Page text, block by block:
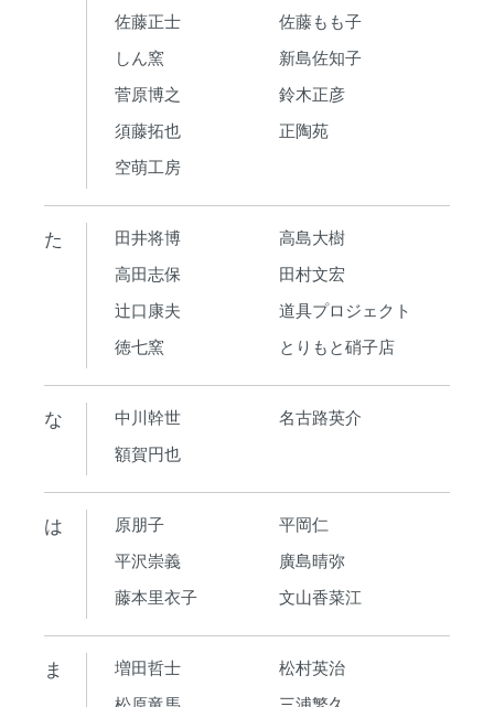
佐藤正士
佐藤もも子
しん窯
新島佐知子
菅原博之
鈴木正彦
須藤拓也
正陶苑
空萌工房
た 田井将博
高島大樹
高田志保
田村文宏
辻口康夫
道具プロジェクト
徳七窯
とりもと硝子店
な 中川幹世
名古路英介
額賀円也
は 原朋子
平岡仁
平沢崇義
廣島晴弥
藤本里衣子
文山香菜江
ま 増田哲士
松村英治